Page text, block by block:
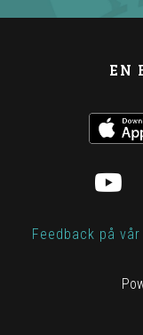
EN
Feedback på vår